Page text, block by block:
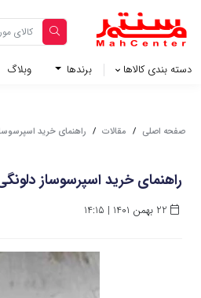
دسته بندی کالاها برندها وبلاگ‌
صفحه اصلی / مقالات / راهنمای خرید
راهنمای خرید اسپرسوساز